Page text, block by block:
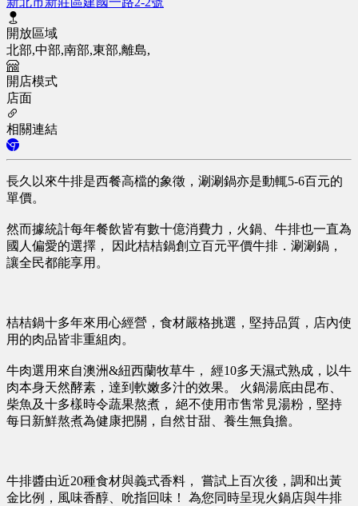
開放區域
北部,中部,南部,東部,離島,
開店模式
店面
相關連結
長久以來牛排是西餐高檔的象徵，涮涮鍋亦是動輒5-6百元的
單價。
然而據統計每年餐飲皆有數十億消費力，火鍋、牛排也一直為
國人偏愛的選擇， 因此桔桔鍋創立百元平價牛排．涮涮鍋，
讓全民都能享用。
桔桔鍋十多年來用心經營，食材嚴格挑選，堅持品質，店內使
用的肉品皆非重組肉。
牛肉選用來自澳洲&紐西蘭牧草牛， 經10多天濕式熟成，以牛
肉本身天然酵素，達到軟嫩多汁的效果。 火鍋湯底由昆布、
柴魚及十多樣時令蔬果熬煮， 絕不使用市售常見湯粉，堅持
每日新鮮熬煮為健康把關，自然甘甜、養生無負擔。
牛排醬由近20種食材與義式香料， 嘗試上百次後，調和出黃
金比例，風味香醇、吮指回味！ 為您同時呈現火鍋店與牛排